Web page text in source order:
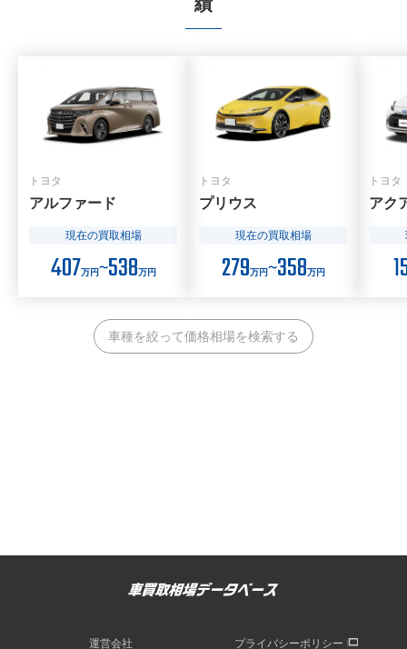
トヨタ
アルファード
現在の買取相場
407万円〜538万円
トヨタ
プリウス
現在の買取相場
279万円〜358万円
トヨタ
アク
車種を絞って価格相場を検索する
運営会社 プライバシーポリシー